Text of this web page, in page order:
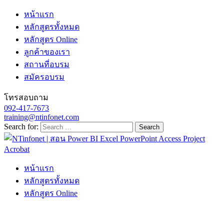
หน้าแรก
หลักสูตรทั้งหมด
หลักสูตร Online
ลูกค้าของเรา
สถานที่อบรม
สมัครอบรม
โทรสอบถาม
092-417-7673
training@ntinfonet.com
Search for:
หน้าแรก
หลักสูตรทั้งหมด
หลักสูตร Online